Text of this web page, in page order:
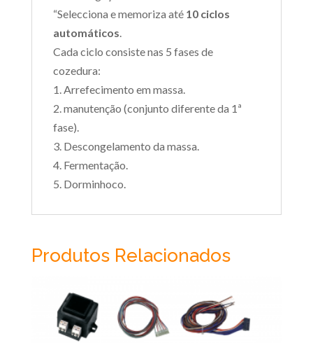
“Selecciona e memoriza até 10 ciclos
automáticos.
Cada ciclo consiste nas 5 fases de
cozedura:
1. Arrefecimento em massa.
2. manutenção (conjunto diferente da 1ª
fase).
3. Descongelamento da massa.
4. Fermentação.
5. Dorminhoco.
Produtos Relacionados